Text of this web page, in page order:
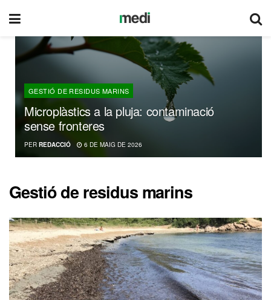
GESTIÓ DE RESIDUS MARINS
Microplàstics a la pluja: contaminació
sense fronteres
PER REDACCIÓ 6 DE MAIG DE 2026
Gestió de residus marins